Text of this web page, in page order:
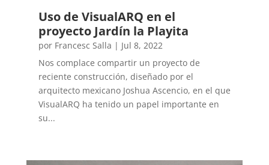
Uso de VisualARQ en el
proyecto Jardín la Playita
por Francesc Salla | Jul 8, 2022
Nos complace compartir un proyecto de
reciente construcción, diseñado por el
arquitecto mexicano Joshua Ascencio, en el que
VisualARQ ha tenido un papel importante en
su...